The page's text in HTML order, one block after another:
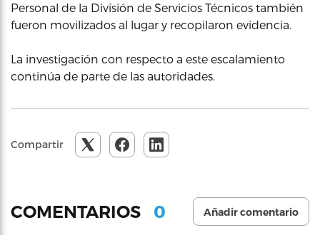
Personal de la División de Servicios Técnicos también
fueron movilizados al lugar y recopilaron evidencia.
La investigación con respecto a este escalamiento
continúa de parte de las autoridades.
Compartir
COMENTARIOS 0 Añadir comentario